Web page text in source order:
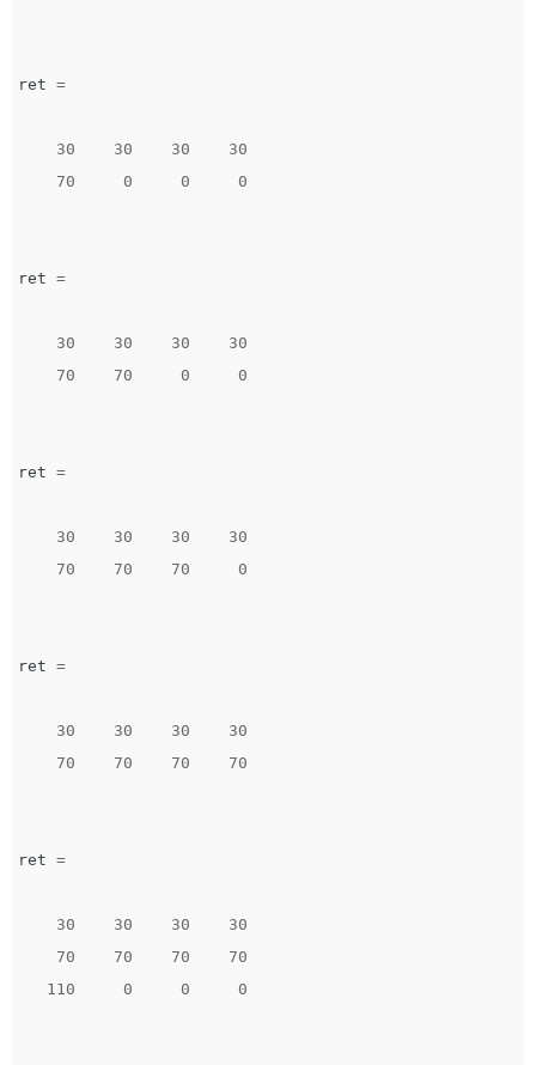
ret =
30 30 30
30
70
0 0 0
ret =
30 30 30
30
70
70 0 0
ret =
30 30 30
30
70
70 70 0
ret =
30 30 30
30
70
70 70 70
ret =
30 30 30
30
70
70 70
70
110
0 0 0